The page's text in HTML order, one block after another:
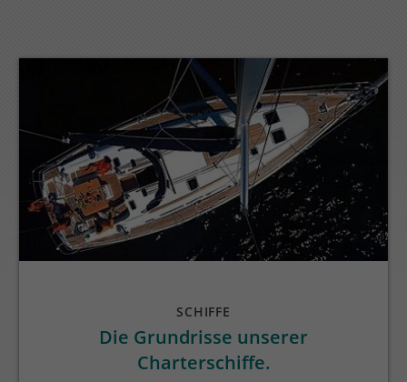
SCHIFFE
Die Grundrisse unserer
Charterschiffe.